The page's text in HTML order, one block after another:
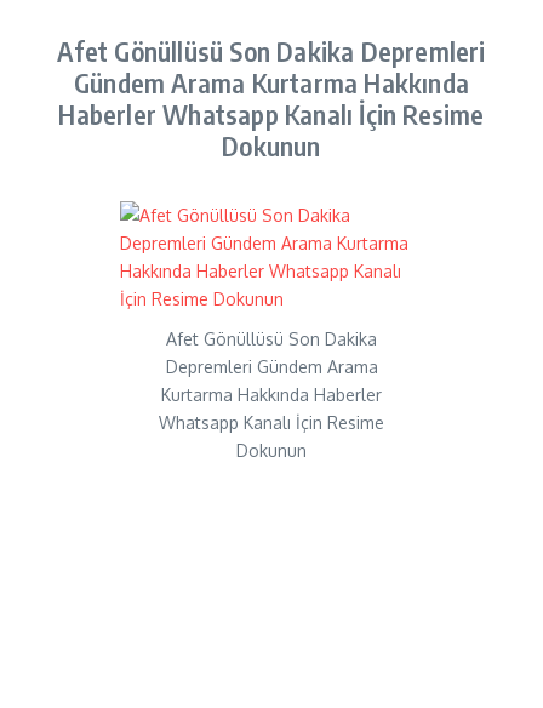
Afet Gönüllüsü Son Dakika Depremleri
Gündem Arama Kurtarma Hakkında
Haberler Whatsapp Kanalı İçin Resime
Dokunun
Afet Gönüllüsü Son Dakika
Depremleri Gündem Arama
Kurtarma Hakkında Haberler
Whatsapp Kanalı İçin Resime
Dokunun